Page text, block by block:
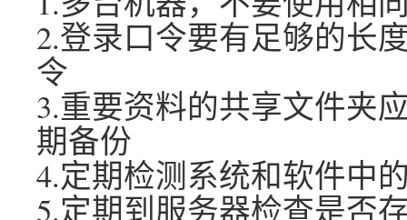
2.登录口令要有足够的长
令
3.重要资料的共享文件夹
期备份
4.定期检测系统和软件中
5.定期到服务器检查是否